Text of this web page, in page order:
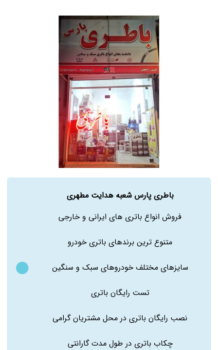
باطری پارس شعبه هدایت مطهری
فروش انواع باتری های ایرانی و خارجی
متنوع ترین برندهای باتری خودرو
سایزهای مختلف خودروهای سبک و سنگین
تست رایگان باتری
نصب رایگان باتری در محل مشتریان گرامی
چکاب باتری در طول مدت گارانتی